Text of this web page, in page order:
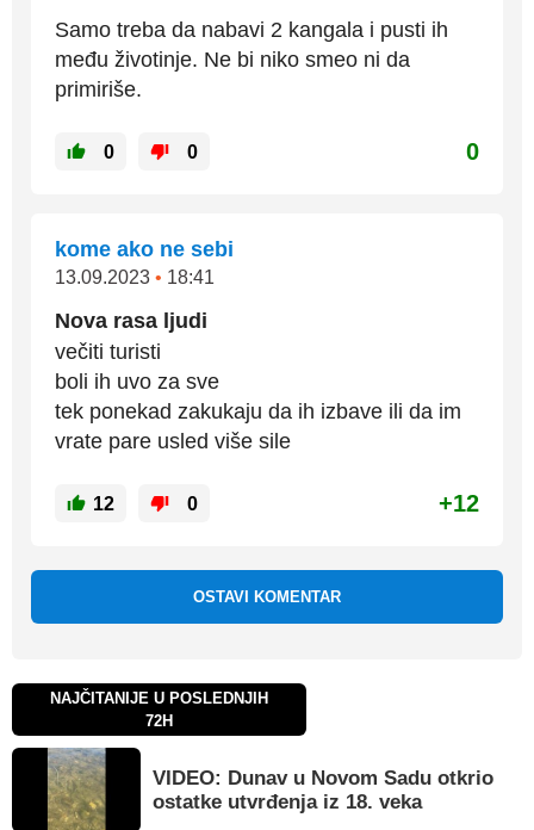
Samo treba da nabavi 2 kangala i pusti ih
među životinje. Ne bi niko smeo ni da
primiriše.
0 0 0
kome ako ne sebi
13.09.2023 • 18:41
Nova rasa ljudi
večiti turisti
boli ih uvo za sve
tek ponekad zakukaju da ih izbave ili da im
vrate pare usled više sile
12 0 +12
OSTAVI KOMENTAR
NAJČITANIJE U POSLEDNJIH
72H
VIDEO: Dunav u Novom Sadu otkrio
ostatke utvrđenja iz 18. veka